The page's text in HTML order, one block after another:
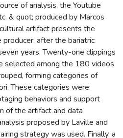
of analysis, the Youtube
& quot; produced by Marcos
artifact presents the
after the bariatric
years. Twenty-one clippings
selected among the 180 videos
forming categories of
These categories were:
behaviors and support
of the artifact and data
proposed by Laville and
strategy was used. Finally, a